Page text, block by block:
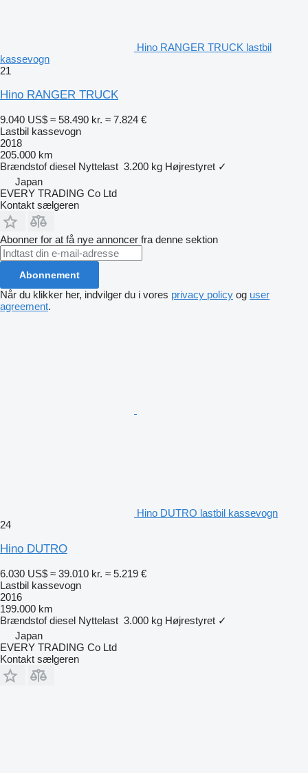
Hino RANGER TRUCK lastbil
kassevogn
21
Hino RANGER TRUCK
9.040 US$ ≈ 58.490 kr. ≈ 7.824 €
Lastbil kassevogn
2018
205.000 km
Brændstof diesel Nyttelast 3.200 kg Højrestyret ✓
Japan
EVERY TRADING Co Ltd
Kontakt sælgeren
Abonner for at få nye annoncer fra denne sektion
Abonnement
Når du klikker her, indvilger du i vores privacy policy og user
agreement.
Hino DUTRO lastbil kassevogn
24
Hino DUTRO
6.030 US$ ≈ 39.010 kr. ≈ 5.219 €
Lastbil kassevogn
2016
199.000 km
Brændstof diesel Nyttelast 3.000 kg Højrestyret ✓
Japan
EVERY TRADING Co Ltd
Kontakt sælgeren